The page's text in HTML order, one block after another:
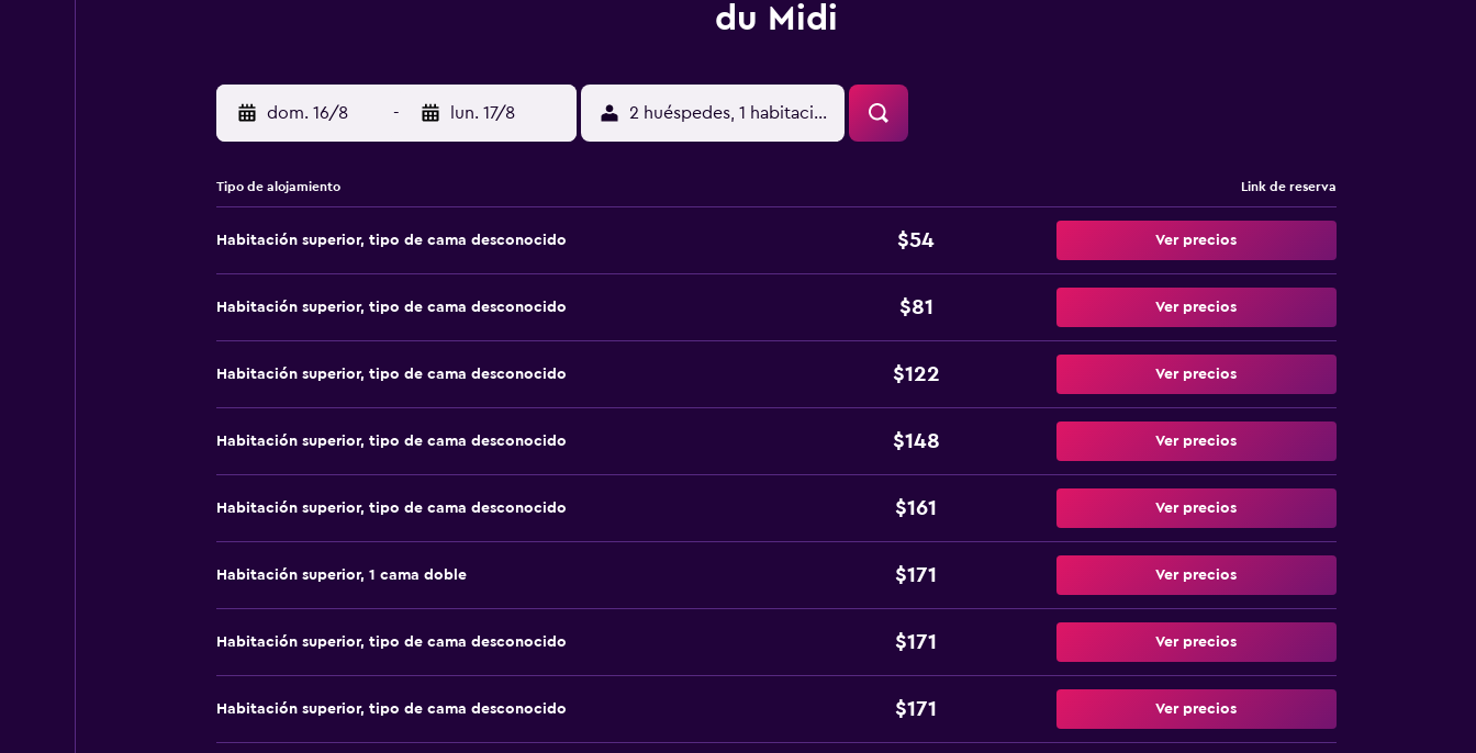
du Midi
dom. 16/8 - lun. 17/8 2 huéspedes, 1 habitación
Tipo de alojamiento Link de reserva
Habitación superior, tipo de cama desconocido $54 Ver precios
Habitación superior, tipo de cama desconocido $81 Ver precios
Habitación superior, tipo de cama desconocido $122 Ver precios
Habitación superior, tipo de cama desconocido $148 Ver precios
Habitación superior, tipo de cama desconocido $161 Ver precios
Habitación superior, 1 cama doble $171 Ver precios
Habitación superior, tipo de cama desconocido $171 Ver precios
Habitación superior, tipo de cama desconocido $171 Ver precios